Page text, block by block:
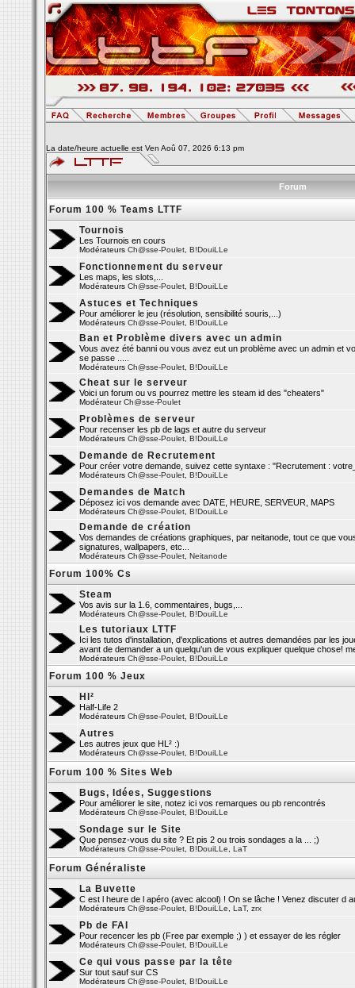
La date/heure actuelle est Ven Aoû 07, 2026 6:13 pm
Forum
Forum 100 % Teams LTTF
Tournois
Les Tournois en cours
Modérateurs Ch@sse-Poulet B!DouiLLe
Fonctionnement du serveur
Les maps, les slots,...
Modérateurs Ch@sse-Poulet B!DouiLLe
Astuces et Techniques
Pour améliorer le jeu (résolution, sensibilité souris,...)
Modérateurs Ch@sse-Poulet B!DouiLLe
Ban et Problème divers avec un admin
Vous avez été banni ou vous avez eut un problème avec un admin et
se passe .....
Modérateurs Ch@sse-Poulet B!DouiLLe
Cheat sur le serveur
Voici un forum ou vs pourrez mettre les steam id des "cheaters"
ModérateurCh@sse-Poulet
Problèmes de serveur
Pour recenser les pb de lags et autre du serveur
Modérateurs Ch@sse-Poulet B!DouiLLe
Demande de Recrutement
Pour créer votre demande, suivez cette syntaxe : "Recrutement :
Modérateurs Ch@sse-Poulet B!DouiLLe
Demandes de Match
Déposez ici vos demande avec DATE, HEURE, SERVEUR, MAPS
Modérateurs Ch@sse-Poulet B!DouiLLe
Demande de création
Vos demandes de créations graphiques, par neitanode, tout ce que
signatures, wallpapers, etc...
Modérateurs Ch@sse-Poulet Neitanode
Forum 100% Cs
Steam
Vos avis sur la 1.6, commentaires, bugs,...
Modérateurs Ch@sse-Poulet B!DouiLLe
Les tutoriaux LTTF
Ici les tutos d'installation, d'explications et autres demandées par les
avant de demander a un quelqu'un de vous expliquer quelque chose!
Modérateurs Ch@sse-Poulet B!DouiLLe
Forum 100 % Jeux
Hl²
Half-Life 2
Modérateurs Ch@sse-Poulet B!DouiLLe
Autres
Les autres jeux que HL² :)
Modérateurs Ch@sse-Poulet B!DouiLLe
Forum 100 % Sites Web
Bugs, Idées, Suggestions
Pour améliorer le site, notez ici vos remarques ou pb rencontrés
Modérateurs Ch@sse-Poulet B!DouiLLe
Sondage sur le Site
Que pensez-vous du site ? Et pis 2 ou trois sondages a la ... ;)
Modérateurs Ch@sse-Poulet B!DouiLLe LaT
Forum Généraliste
La Buvette
C est l heure de l apéro (avec alcool) ! On se lâche ! Venez discuter d
Modérateurs Ch@sse-Poulet B!DouiLLe LaT, zrx
Pb de FAI
Pour recencer les pb (Free par exemple ;) ) et essayer de les régler
Modérateurs Ch@sse-Poulet B!DouiLLe
Ce qui vous passe par la tête
Sur tout sauf sur CS
Modérateurs Ch@sse-Poulet B!DouiLLe